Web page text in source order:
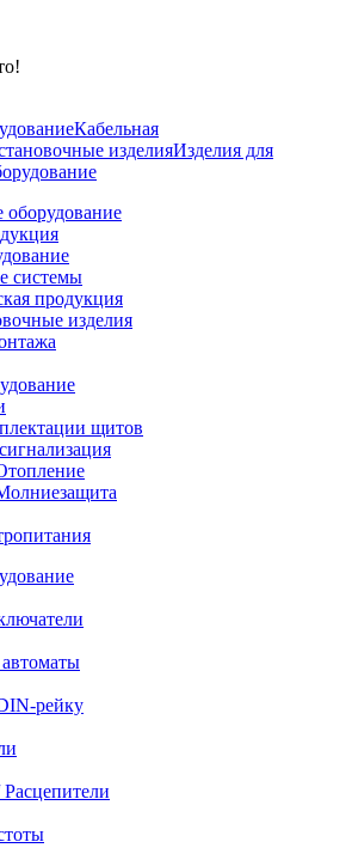
Кабельная
изделияИзделия для
оборудование
системы
продукция
изделия
щитов
рейку